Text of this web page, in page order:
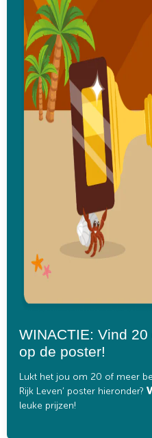
WINACTIE: Vind
op de poster!
Lukt het jou om 20 of meer
Rijk Leven’ poster hieronder?
leuke prijzen!